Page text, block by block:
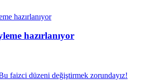
hazırlanıyor